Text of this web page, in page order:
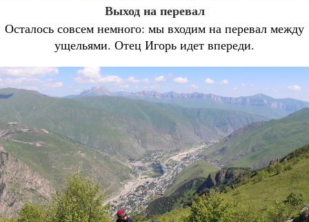
Выход на перевал
Осталось совсем немного: мы входим на перевал между
ущельями. Отец Игорь идет впереди.